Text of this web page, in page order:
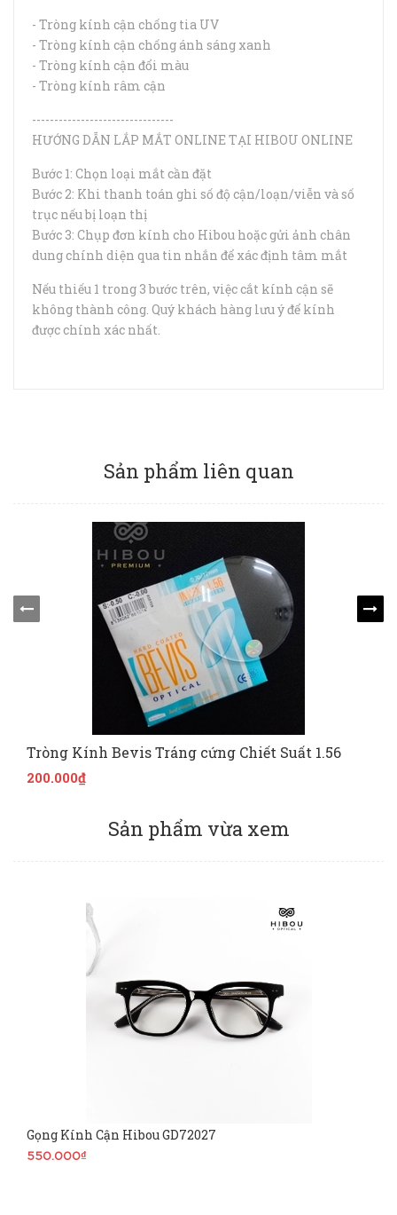
- Tròng kính cận chống tia UV
- Tròng kính cận chống ánh sáng xanh
- Tròng kính cận đổi màu
- Tròng kính râm cận
--------------------------------
HƯỚNG DẪN LẮP MẮT ONLINE TẠI HIBOU ONLINE
Bước 1: Chọn loại mắt cần đặt
Bước 2: Khi thanh toán ghi số độ cận/loạn/viễn và số
trục nếu bị loạn thị
Bước 3: Chụp đơn kính cho Hibou hoặc gửi ảnh chân
dung chính diện qua tin nhắn để xác định tâm mắt
Nếu thiếu 1 trong 3 bước trên, việc cắt kính cận sẽ
không thành công. Quý khách hàng lưu ý để kính
được chính xác nhất.
Sản phẩm liên quan
Tròng Kính Bevis Tráng cứng Chiết Suất 1.56
200.000₫
Sản phẩm vừa xem
Gọng Kính Cận Hibou GD72027
550.000₫